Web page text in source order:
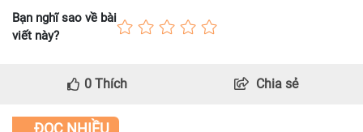
Bạn nghĩ sao về bài
viết này?
0 Thích Chia sẻ